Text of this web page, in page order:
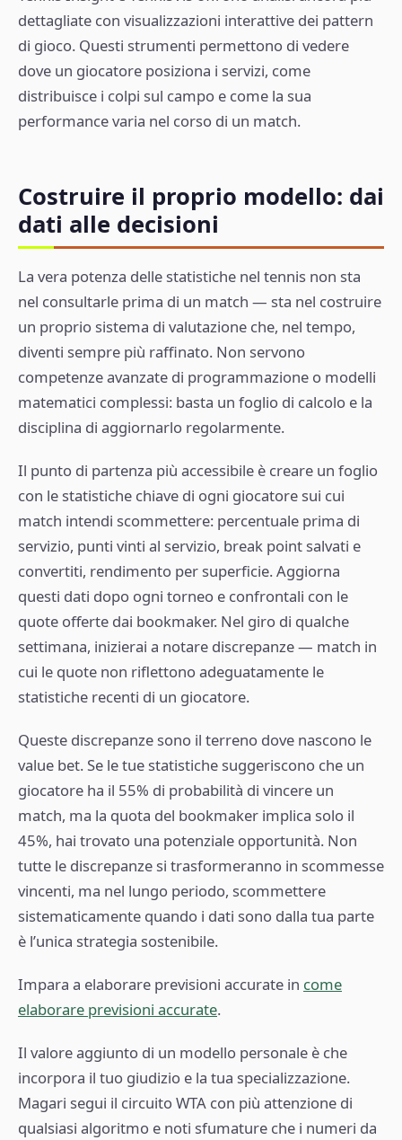
dettagliate con visualizzazioni interattive dei pattern
di gioco. Questi strumenti permettono di vedere
dove un giocatore posiziona i servizi, come
distribuisce i colpi sul campo e come la sua
performance varia nel corso di un match.
Costruire il proprio modello: dai
dati alle decisioni
La vera potenza delle statistiche nel tennis non sta
nel consultarle prima di un match — sta nel costruire
un proprio sistema di valutazione che, nel tempo,
diventi sempre più raffinato. Non servono
competenze avanzate di programmazione o modelli
matematici complessi: basta un foglio di calcolo e la
disciplina di aggiornarlo regolarmente.
Il punto di partenza più accessibile è creare un foglio
con le statistiche chiave di ogni giocatore sui cui
match intendi scommettere: percentuale prima di
servizio, punti vinti al servizio, break point salvati e
convertiti, rendimento per superficie. Aggiorna
questi dati dopo ogni torneo e confrontali con le
quote offerte dai bookmaker. Nel giro di qualche
settimana, inizierai a notare discrepanze — match in
cui le quote non riflettono adeguatamente le
statistiche recenti di un giocatore.
Queste discrepanze sono il terreno dove nascono le
value bet. Se le tue statistiche suggeriscono che un
giocatore ha il 55% di probabilità di vincere un
match, ma la quota del bookmaker implica solo il
45%, hai trovato una potenziale opportunità. Non
tutte le discrepanze si trasformeranno in scommesse
vincenti, ma nel lungo periodo, scommettere
sistematicamente quando i dati sono dalla tua parte
è l’unica strategia sostenibile.
Impara a elaborare previsioni accurate in come
elaborare previsioni accurate.
Il valore aggiunto di un modello personale è che
incorpora il tuo giudizio e la tua specializzazione.
Magari segui il circuito WTA con più attenzione di
qualsiasi algoritmo e noti sfumature che i numeri da